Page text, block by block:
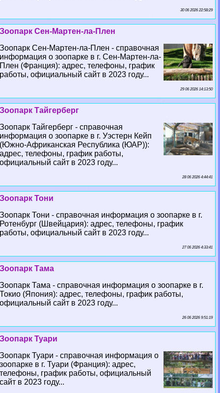
30 06 2026 22:58:29
Зоопарк Сен-Мартен-ла-Плен
Зоопарк Сен-Мартен-ла-Плен - справочная
информация о зоопарке в г. Сен-Мартен-ла-
Плен (Франция): адрес, телефоны, график
работы, официальный сайт в 2023 году...
29 06 2026 14:13:50
Зоопарк Тайгерберг
Зоопарк Тайгерберг - справочная
информация о зоопарке в г. Уэстерн Кейп
(Южно-Африканская Республика (ЮАР)):
адрес, телефоны, график работы,
официальный сайт в 2023 году...
28 06 2026 4:44:41
Зоопарк Тони
Зоопарк Тони - справочная информация о зоопарке в г.
Ротенбург (Швейцария): адрес, телефоны, график
работы, официальный сайт в 2023 году...
27 06 2026 4:33:41
Зоопарк Тама
Зоопарк Тама - справочная информация о зоопарке в г.
Токио (Япония): адрес, телефоны, график работы,
официальный сайт в 2023 году...
26 06 2026 9:51:19
Зоопарк Туари
Зоопарк Туари - справочная информация о
зоопарке в г. Туари (Франция): адрес,
телефоны, график работы, официальный
сайт в 2023 году...